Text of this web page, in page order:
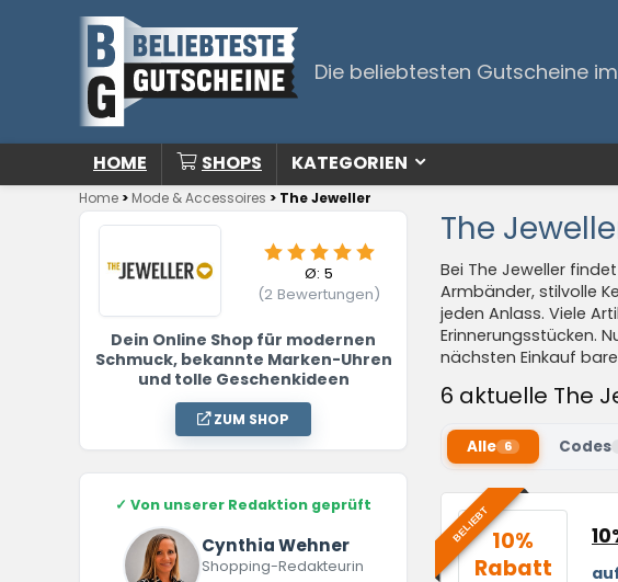
Die beliebtesten Gutscheine
HOME SHOPS KATEGORIEN
Home > Mode & Accessoires > The Jeweller
The
Bei The Jeweller
Armbänder, stilvolle
jeden Anlass. Viele
Erinnerungsstücken.
nächsten Einkauf
6 aktuelle The
Dein Online Shop für modernen
Schmuck, bekannte Marken-Uhren
und tolle Geschenkideen
Ø: 5
(2 Bewertungen)
ZUM SHOP
✓ Von unserer Redaktion geprüft
Cynthia Wehner
Shopping-Redakteurin
Alle 6 Codes
BELIEBT10%
Rabatt